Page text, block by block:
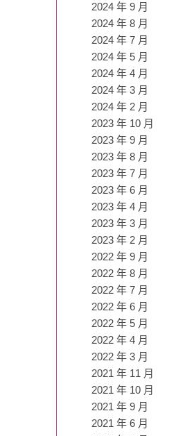
2024 年 9 月
2024 年 8 月
2024 年 7 月
2024 年 5 月
2024 年 4 月
2024 年 3 月
2024 年 2 月
2023 年 10 月
2023 年 9 月
2023 年 8 月
2023 年 7 月
2023 年 6 月
2023 年 4 月
2023 年 3 月
2023 年 2 月
2022 年 9 月
2022 年 8 月
2022 年 7 月
2022 年 6 月
2022 年 5 月
2022 年 4 月
2022 年 3 月
2021 年 11 月
2021 年 10 月
2021 年 9 月
2021 年 6 月